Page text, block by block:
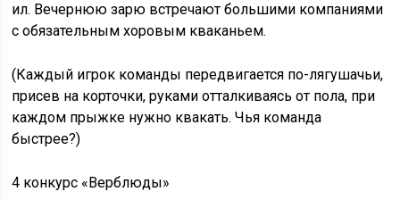
ил. Вечернюю зарю встречают большими компаниями
с обязательным хоровым кваканьем.
(Каждый игрок команды передвигается по-лягушачьи,
присев на корточки, руками отталкиваясь от пола, при
каждом прыжке нужно квакать. Чья команда
быстрее?)
4 конкурс «Верблюды»